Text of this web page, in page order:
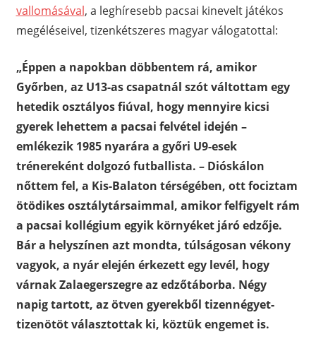
vallomásával, a leghíresebb pacsai kinevelt játékos
megéléseivel, tizenkétszeres magyar válogatottal:
„Éppen a napokban döbbentem rá, amikor
Győrben, az U13-as csapatnál szót váltottam egy
hetedik osztályos fiúval, hogy mennyire kicsi
gyerek lehettem a pacsai felvétel idején –
emlékezik 1985 nyarára a győri U9-esek
trénereként dolgozó futballista. – Dióskálon
nőttem fel, a Kis-Balaton térségében, ott fociztam
ötödikes osztálytársaimmal, amikor felfigyelt rám
a pacsai kollégium egyik környéket járó edzője.
Bár a helyszínen azt mondta, túlságosan vékony
vagyok, a nyár elején érkezett egy levél, hogy
várnak Zalaegerszegre az edzőtáborba. Négy
napig tartott, az ötven gyerekből tizennégyet-
tizenötöt választottak ki, köztük engemet is.